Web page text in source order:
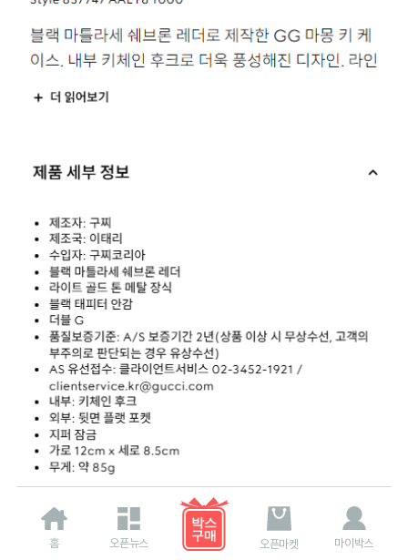
홈 오픈뉴스 오픈마켓 마이박스